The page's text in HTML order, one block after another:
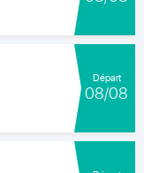
Départ
08/08